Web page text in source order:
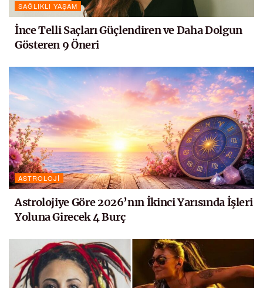
SAĞLIKLI YAŞAM
İnce Telli Saçları Güçlendiren ve Daha Dolgun
Gösteren 9 Öneri
ASTROLOJI
Astrolojiye Göre 2026’nın İkinci Yarısında İşleri
Yoluna Girecek 4 Burç